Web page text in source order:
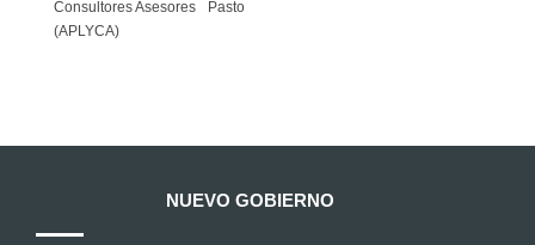
Consultores Asesores
(APLYCA)
Pasto
NUEVO GOBIERNO